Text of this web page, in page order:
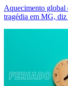
Aquecimento global
tragédia em MG,